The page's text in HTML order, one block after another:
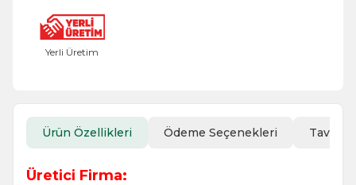
Yerli Üretim
Ürün Özellikleri Ödeme Seçenekleri Tavsiye
Üretici Firma: